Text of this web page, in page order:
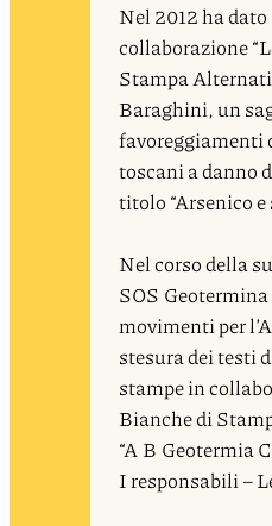
Nel 2012 ha
collaborazione
Stampa
Baraghini, un
toscani a danno
titolo “Arsenico
Nel corso della
SOS
movimenti per
stesura dei testi
stampe in
Bianche di
“A B Geotermia
I responsabili –